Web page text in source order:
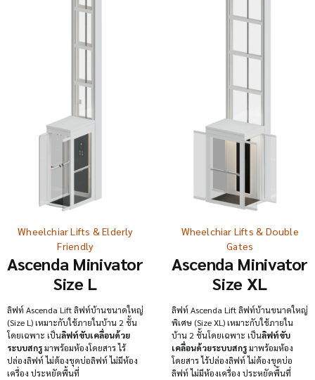
Wheelchiar Lifts & Elderly
Friendly
Ascenda Minivator
Size L
ลิฟท์ Ascenda Lift ลิฟท์บ้านขนาดใหญ่
(Size L) เหมาะกับใช้ภายในบ้าน 2 ชั้น
โดยเฉพาะ เป็นลิฟท์ขับเคลื่อนด้วย
ระบบสกรูมาพร้อมห้องโดยสาร ไร้
ปล่องลิฟท์ ไม่ต้องขุดบ่อลิฟท์ ไม่มีห้อง
เครื่อง ประหยัดพื้นที่
Wheelchiar Lifts & Double
Gates
Ascenda Minivator
Size XL
ลิฟท์ Ascenda Lift ลิฟท์บ้านขนาดใหญ่
พิเศษ (Size XL) เหมาะกับใช้ภายใน
บ้าน 2 ชั้นโดยเฉพาะ เป็นลิฟท์ขับ
เคลื่อนด้วยระบบสกรูมาพร้อมห้อง
โดยสาร ไร้ปล่องลิฟท์ ไม่ต้องขุดบ่อ
ลิฟท์ ไม่มีห้องเครื่อง ประหยัดพื้นที่